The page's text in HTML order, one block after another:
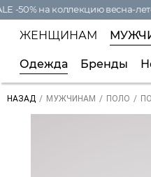
50% на коллекцию весна-лето
ЖЕНЩИНАМ
Одежда Бренды
НАЗАД / МУЖЧИНАМ / ПОЛО /